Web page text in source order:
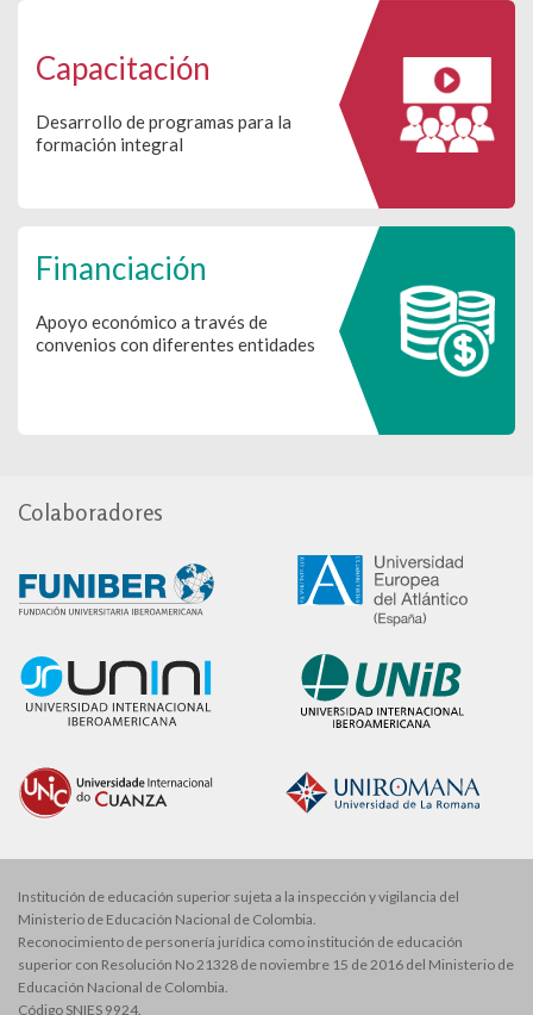
Capacitación
Desarrollo de programas para la
formación integral
Financiación
Apoyo económico a través de
convenios con diferentes entidades
Colaboradores
Institución de educación superior sujeta a la inspección y vigilancia del
Ministerio de Educación Nacional de Colombia.
Reconocimiento de personería jurídica como institución de educación
superior con Resolución No 21328 de noviembre 15 de 2016 del Ministerio de
Educación Nacional de Colombia.
Código SNIES 9924.